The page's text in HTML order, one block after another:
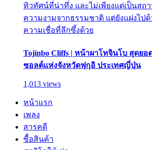
ทิวทัศน์ที่น่าทึ่ง และไม่เพียงแต่เป็นสถ
ความงามจากธรรมชาติ แต่ยังแฝงไป
ความเชื่อที่ลึกซึ้งด้วย
Tojinbo Cliffs | หน้าผาโทจินโบ สุดย
ซอลต์แห่งจังหวัดฟุกุอิ ประเทศญี่ปุ่น
1,013 views
หน้าแรก
เพลง
สารคดี
ซื้อสินค้า